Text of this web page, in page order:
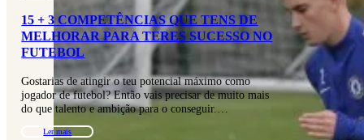
15 + 3 COMPETÊNCIAS QUE TENS DE
MELHORAR PARA TERES SUCESSO NO
FUTEBOL
Gostarias de atingir o teu potencial máximo como
jogador de futebol? Então vais precisar de muito mais
do que talento e ambição para o conseguir.…
Ler mais